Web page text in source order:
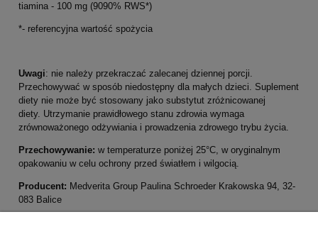
tiamina - 100 mg (9090% RWS*)
*- referencyjna wartość spożycia
Uwagi: nie należy przekraczać zalecanej dziennej porcji.
Przechowywać w sposób niedostępny dla małych dzieci. Suplement
diety nie może być stosowany jako substytut zróżnicowanej
diety. Utrzymanie prawidłowego stanu zdrowia wymaga
zrównoważonego odżywiania i prowadzenia zdrowego trybu życia.
Przechowywanie: w temperaturze poniżej 25°C, w oryginalnym
opakowaniu w celu ochrony przed światłem i wilgocią.
Producent: Medverita Group Paulina Schroeder Krakowska 94, 32-
083 Balice